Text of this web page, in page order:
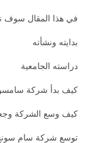
في هذا المقال سوف
بدايته ونشأته
دراسته الجامعية
كيف بدأ شركة
كيف وسع الشركة
توسع شركة سام سونج